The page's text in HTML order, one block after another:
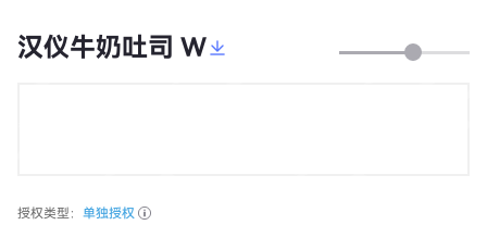
汉仪牛奶吐司 W
授权类型： 单独授权